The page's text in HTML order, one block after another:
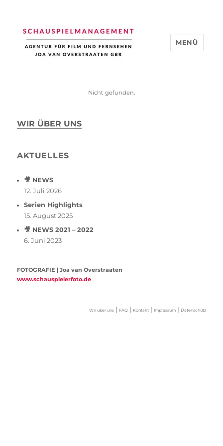
MENÜ
Nicht gefunden.
WIR ÜBER UNS
AKTUELLES
🎥 NEWS
12. Juli 2026
Serien Highlights
15. August 2025
🎥 NEWS 2021 – 2022
6. Juni 2023
FOTOGRAFIE | Joa van Overstraaten
www.schauspielerfoto.de
Wir über uns| FAQ| Kontakt| Impressum| Datenschutz